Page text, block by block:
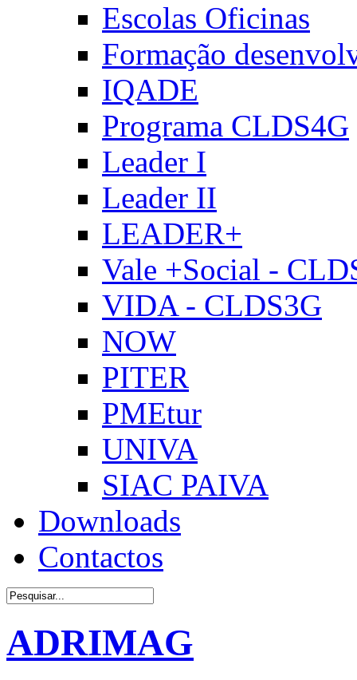
Escolas Oficinas
Formação
IQADE
Programa CLDS4G
Leader I
Leader II
LEADER+
Vale +Social -
VIDA - CLDS3G
NOW
PITER
PMEtur
UNIVA
SIAC PAIVA
Downloads
Contactos
ADRIMAG